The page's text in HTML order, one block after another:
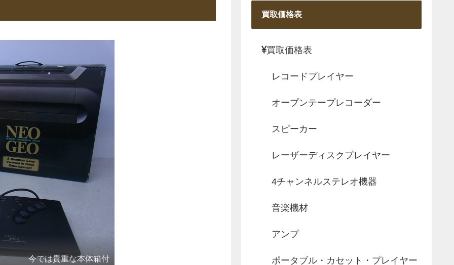
今では貴重な本体箱付
買取価格表
買取価格表
レコードプレイヤー
オープンテープレコーダー
スピーカー
レーザーディスクプレイヤー
4チャンネルステレオ機器
音楽機材
アンプ
ポータブル・カセット・プレイヤー